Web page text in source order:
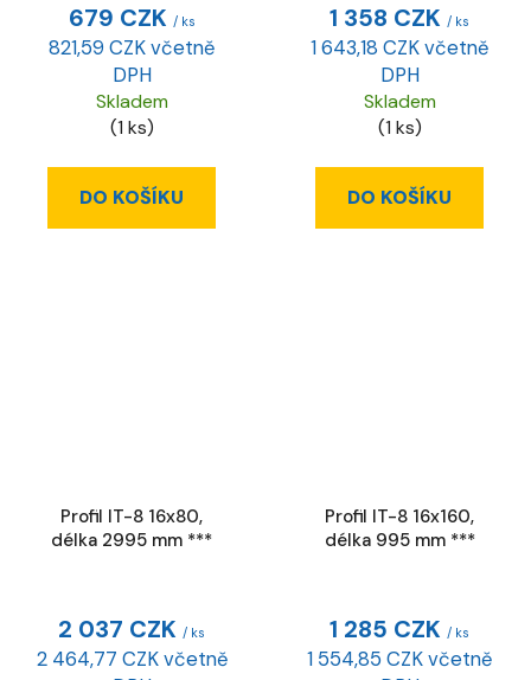
679 CZK / ks
821,59 CZK včetně
DPH
Skladem
(1 ks)
DO KOŠÍKU
1 358 CZK / ks
1 643,18 CZK včetně
DPH
Skladem
(1 ks)
DO KOŠÍKU
Profil IT-8 16x80,
délka 2995 mm ***
2 037 CZK / ks
2 464,77 CZK včetně
Profil IT-8 16x160,
délka 995 mm ***
1 285 CZK / ks
1 554,85 CZK včetně